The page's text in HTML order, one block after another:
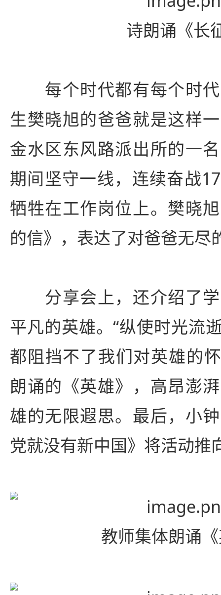
诗朗诵《长
每个时代都有每个时
生樊晓旭的爸爸就是这样
金水区东风路派出所的一
期间坚守一线，连续奋战
牺牲在工作岗位上。樊晓
的信》，表达了对爸爸无尽
分享会上，还介绍了
平凡的英雄。“纵使时光流
都阻挡不了我们对英雄的
朗诵的《英雄》，高昂澎
雄的无限遐思。最后，小
党就没有新中国》将活动推
教师集体朗诵